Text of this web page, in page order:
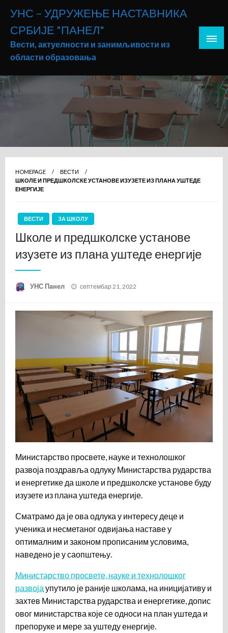
content
УНС – УДРУЖЕЊЕ НАСТАВНИКА
СРБИЈЕ "ПАНЕЛ"
Вести, актуелности и занимљивости из
области образовања
HOMEPAGE
ВЕСТИ
ШКОЛЕ И ПРЕДШКОЛСКЕ УСТАНОВЕ ИЗУЗЕТЕ ИЗ ПЛАНА УШТЕДЕ
ЕНЕРГИЈЕ
ВЕСТИ ЗА ШКОЛУ
Школе и предшколске установе
изузете из плана уштеде енергије
УНС Панел
Posted
септембар 21, 2022
Министарство просвете, науке и технолошког
развоја поздравља одлуку Министарства рударства
и енергетике да школе и предшколске установе буду
изузете из плана уштеда енергије.
Сматрамо да је ова одлука у интересу деце и
ученика и несметаног одвијања наставе у
оптималним и законом прописаним условима,
наведено је у саопштењу.
Министарство просвете, науке и технолошког
развоја упутило је раније школама, на иницијативу и
захтев Министарства рударства и енергетике, допис
овог министарства које се односи на план уштеда и
препоруке и мере за уштеду енергије.